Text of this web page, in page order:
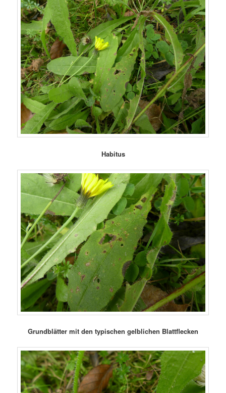
Habitus
Grundblätter mit den typischen gelblichen Blattflecken